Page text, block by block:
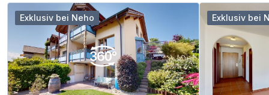
Exklusiv bei Neho Exklusiv bei